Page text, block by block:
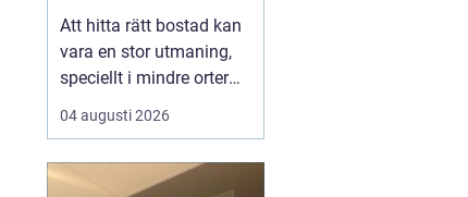
Att hitta rätt bostad kan
vara en stor utmaning,
speciellt i mindre orter
där utbudet kan vara
begränsat. Lediga
het potatis för den som
04 augusti 2026